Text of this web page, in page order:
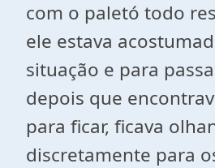
com o paletó todo
ele estava
situação e para
depois que
para ficar, ficava
discretamente para